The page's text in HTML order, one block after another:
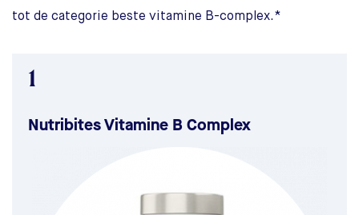
tot de categorie beste vitamine B-complex.*
1
Nutribites Vitamine B Complex